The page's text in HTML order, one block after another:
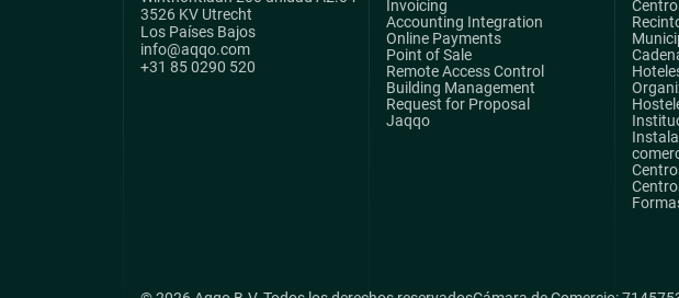
3526 KV Utrecht
Los Países Bajos
info@aqqo.com
+31 85 0290 520
Invoicing
Accounting Integration
Online Payments
Point of Sale
Remote Access Control
Building Management
Request for Proposal
Jaqqo